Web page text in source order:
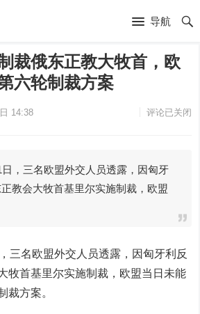
导航
裁俄东正教大牧首，欧
六轮制裁方案
14:38 评论已关闭
三名欧盟外交人员透露，因匈牙
教会大牧首基里尔实施制裁，欧盟
名欧盟外交人员透露，因匈牙利反
牧首基里尔实施制裁，欧盟当日未能
裁方案。